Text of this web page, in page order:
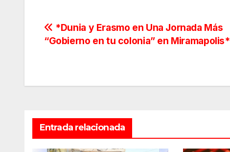
Navegación
*Dunia y Erasmo en Una Jornada Más
“Gobierno en tu colonia” en Miramapolis*
Entrada relacionada